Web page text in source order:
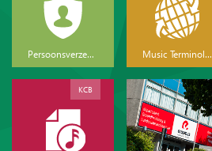
Persoonsverzekeringen Music Terminology
KCB